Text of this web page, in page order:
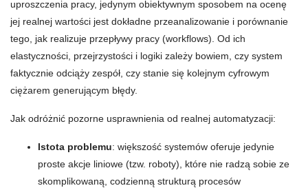
uproszczenia pracy, jedynym obiektywnym sposobem na ocenę
jej realnej wartości jest dokładne przeanalizowanie i porównanie
tego, jak realizuje przepływy pracy (workflows). Od ich
elastyczności, przejrzystości i logiki zależy bowiem, czy system
faktycznie odciąży zespół, czy stanie się kolejnym cyfrowym
ciężarem generującym błędy.
Jak odróżnić pozorne usprawnienia od realnej automatyzacji:
Istota problemu: większość systemów oferuje jedynie
proste akcje liniowe (tzw. roboty), które nie radzą sobie ze
skomplikowaną, codzienną strukturą procesów